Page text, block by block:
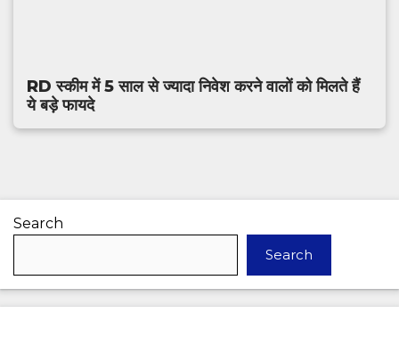
RD स्कीम में 5 साल से ज्यादा निवेश करने वालों को मिलते हैं
ये बड़े फायदे
Search
Search